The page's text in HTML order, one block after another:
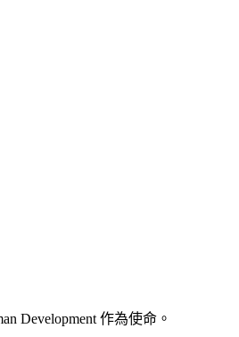
Development 作為使命。